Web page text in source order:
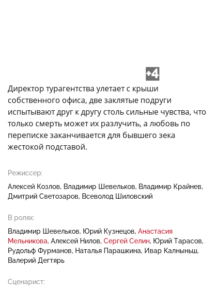
+4
Директор турагентства улетает с крыши
собственного офиса, две заклятые подруги
испытывают друг к другу столь сильные чувства, что
только смерть может их разлучить, а любовь по
переписке заканчивается для бывшего зека
жестокой подставой.
Режиссер:
Алексей Козлов
Владимир Шевельков
Владимир Крайнев
Дмитрий Светозаров
Всеволод Шиловский
В ролях:
Владимир Шевельков
Юрий Кузнецов Анастасия
Мельникова Алексей Нилов Сергей Селин Юрий Тарасов
Рудольф Фурманов
Наталья Парашкина Ивар Калныньш
Валерий Дегтярь
Сценарист: